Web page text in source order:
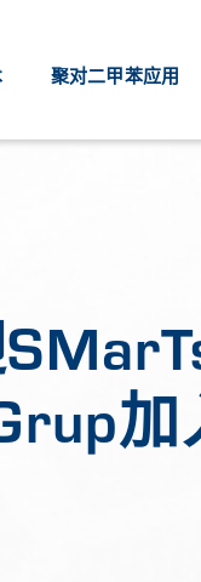
聚对二甲苯应用